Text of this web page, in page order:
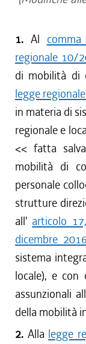
1. Al
regionale 10/
di mobilità di
legge
in materia di
regionale e
<< fatta
mobilità di
personale
strutture
all' articolo
dicembre
sistema
locale), e con
assunzionali
della mobilità
2. Alla legge